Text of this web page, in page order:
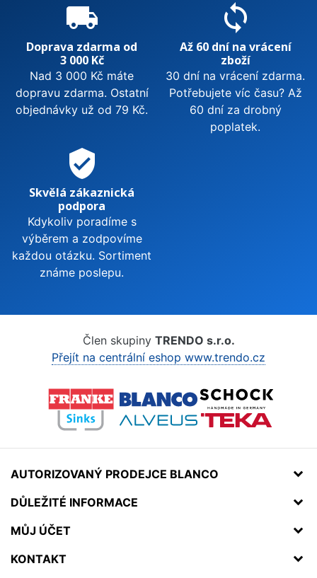
local_shipping
Doprava zdarma od
3 000 Kč
Nad 3 000 Kč máte
dopravu zdarma. Ostatní
objednávky už od 79 Kč.
sync
Až 60 dní na vrácení
zboží
30 dní na vrácení zdarma.
Potřebujete víc času? Až
60 dní za drobný
poplatek.
verified_user
Skvělá zákaznická
podpora
Kdykoliv poradíme s
výběrem a zodpovíme
každou otázku. Sortiment
známe poslepu.
Člen skupiny TRENDO s.r.o.
Přejít na centrální eshop www.trendo.cz
AUTORIZOVANÝ PRODEJCE BLANCO
DŮLEŽITÉ INFORMACE
MŮJ ÚČET
KONTAKT